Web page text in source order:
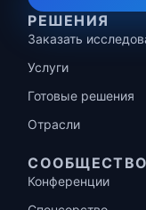
РЕШЕНИЯ
Заказать
Услуги
Готовые решения
Отрасли
СООБЩЕСТВО
Конференции